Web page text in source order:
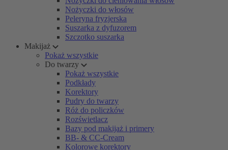
Nożyczki do włosów
Peleryna fryzjerska
Suszarka z dyfuzorem
Szczotko suszarka
Makijaż
Pokaż wszystkie
Do twarzy
Pokaż wszystkie
Podkłady
Korektory
Pudry do twarzy
Róż do policzków
Rozświetlacz
Bazy pod makijaż i primery
BB- & CC-Cream
Kolorowe korektory